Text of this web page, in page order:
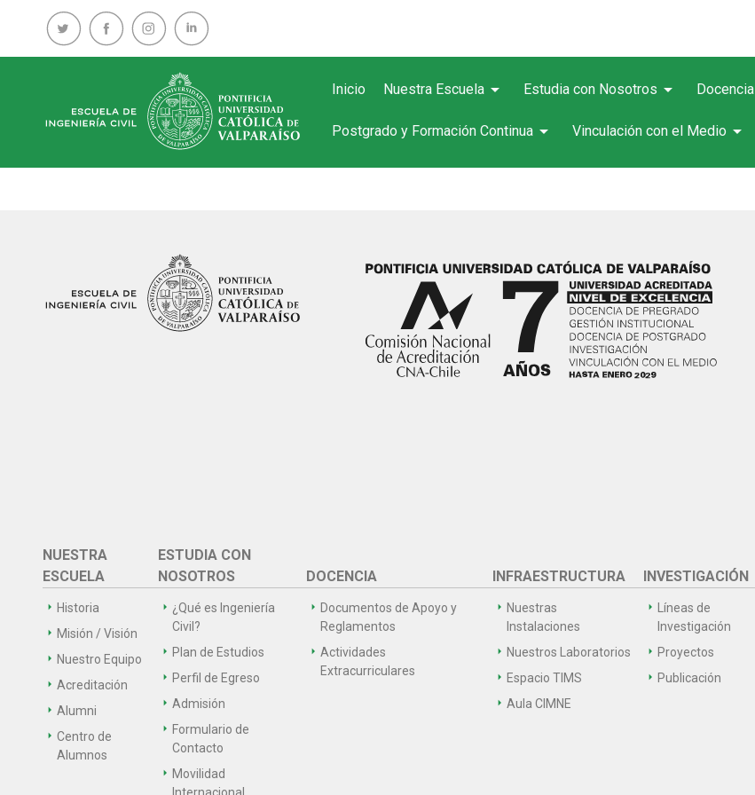
Inicio Nuestra Escuela arrow_drop_down Estudia con Nosotros arrow_drop_down Docencia
Postgrado y Formación Continua arrow_drop_down Vinculación con el Medio arrow_drop_down
NUESTRA
ESCUELA
Historia
Misión / Visión
Nuestro Equipo
Acreditación
Alumni
Centro de
Alumnos
ESTUDIA CON
NOSOTROS
¿Qué es Ingeniería
Civil?
Plan de Estudios
Perfil de Egreso
Admisión
Formulario de
Contacto
Movilidad
DOCENCIA
Documentos de Apoyo y
Reglamentos
Actividades
Extracurriculares
INFRAESTRUCTURA
Nuestras
Instalaciones
Nuestros Laboratorios
Espacio TIMS
Aula CIMNE
INVESTIGACIÓN
Líneas de
Investigación
Proyectos
Publicación